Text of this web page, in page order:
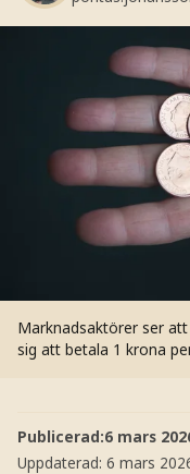
Marknadsaktörer ser
sig att betala 1 krona
Publicerad:6 mars
Uppdaterad: 6 mars